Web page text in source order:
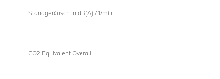
Standgeräusch in dB(A) / 1/min
- -
CO2 Equivalent Overall
- -